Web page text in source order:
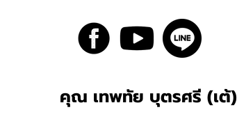
คุณ เทพทัย บุตรศรี (เต้)